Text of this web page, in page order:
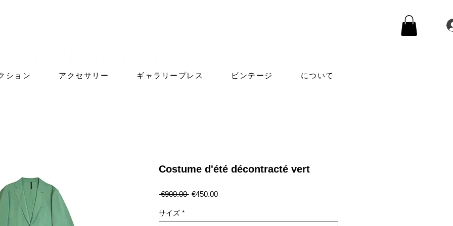
ション アクセサリー ギャラリープレス ビンテージ について
Costume d'été décontracté vert
€900.00 通
格
€450.00セ
価
サイズ *